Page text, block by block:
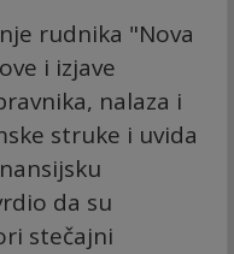
rudnika "Nova
i izjave
nalaza i
struke i uvida
da su
stečajni